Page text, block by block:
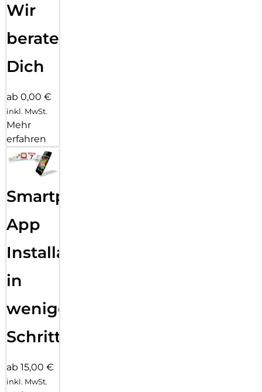
Wir
beraten
Dich
ab 0,00 €
inkl. MwSt.
Mehr
erfahren
Smartphone
App
Installation
in
wenigen
Schritten
ab 15,00 €
inkl. MwSt.